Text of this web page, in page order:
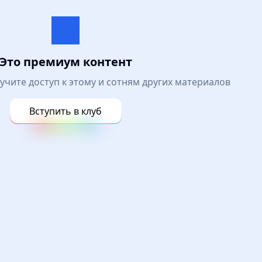
Это премиум контент
доступ к этому и сотням других материалов
Вступить в клуб